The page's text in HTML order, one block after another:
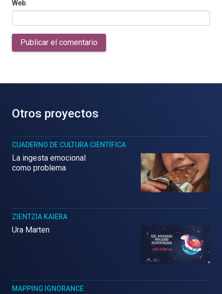
Web
Publicar el comentario
Otros proyectos
CUADERNO DE CULTURA CIENTÍFICA
La ingesta emocional
como problema
ZIENTZIA KAIERA
Ura Marten
MAPPING IGNORANCE